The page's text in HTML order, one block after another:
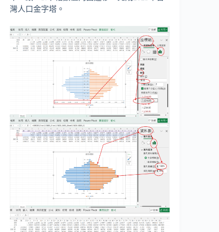
灣人口金字塔。